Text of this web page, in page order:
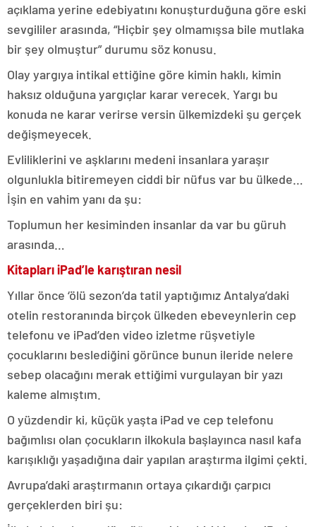
açıklama yerine edebiyatını konuşturduğuna göre eski
sevgililer arasında, “Hiçbir şey olmamışsa bile mutlaka
bir şey olmuştur” durumu söz konusu.
Olay yargıya intikal ettiğine göre kimin haklı, kimin
haksız olduğuna yargıçlar karar verecek. Yargı bu
konuda ne karar verirse versin ülkemizdeki şu gerçek
değişmeyecek.
Evliliklerini ve aşklarını medeni insanlara yaraşır
olgunlukla bitiremeyen ciddi bir nüfus var bu ülkede…
İşin en vahim yanı da şu:
Toplumun her kesiminden insanlar da var bu güruh
arasında…
Kitapları iPad’le karıştıran nesil
Yıllar önce ‘ölü sezon’da tatil yaptığımız Antalya’daki
otelin restoranında birçok ülkeden ebeveynlerin cep
telefonu ve iPad’den video izletme rüşvetiyle
çocuklarını beslediğini görünce bunun ileride nelere
sebep olacağını merak ettiğimi vurgulayan bir yazı
kaleme almıştım.
O yüzdendir ki, küçük yaşta iPad ve cep telefonu
bağımlısı olan çocukların ilkokula başlayınca nasıl kafa
karışıklığı yaşadığına dair yapılan araştırma ilgimi çekti.
Avrupa’daki araştırmanın ortaya çıkardığı çarpıcı
gerçeklerden biri şu: